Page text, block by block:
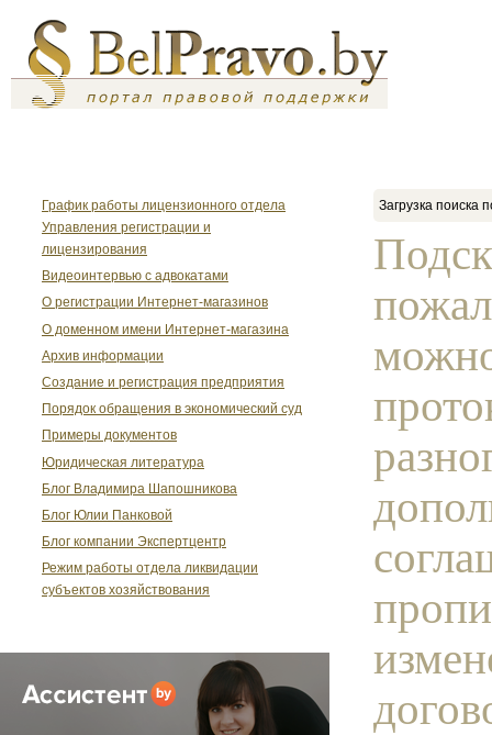
График работы лицензионного отдела
Управления регистрации и
лицензирования
Видеоинтервью с адвокатами
О регистрации Интернет-магазинов
О доменном имени Интернет-магазина
Архив информации
Создание и регистрация предприятия
Порядок обращения в экономический суд
Примеры документов
Юридическая литература
Блог Владимира Шапошникова
Блог Юлии Панковой
Блог компании Экспертцентр
Режим работы отдела ликвидации
субъектов хозяйствования
Загрузка поиска